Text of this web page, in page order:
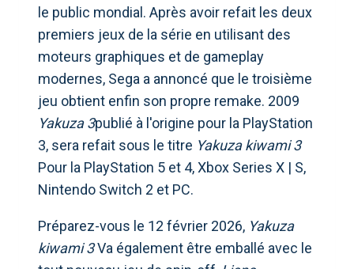
le public mondial. Après avoir refait les deux
premiers jeux de la série en utilisant des
moteurs graphiques et de gameplay
modernes, Sega a annoncé que le troisième
jeu obtient enfin son propre remake. 2009
Yakuza 3publié à l'origine pour la PlayStation
3, sera refait sous le titre Yakuza kiwami 3
Pour la PlayStation 5 et 4, Xbox Series X | S,
Nintendo Switch 2 et PC.
Préparez-vous le 12 février 2026, Yakuza
kiwami 3Va également être emballé avec le